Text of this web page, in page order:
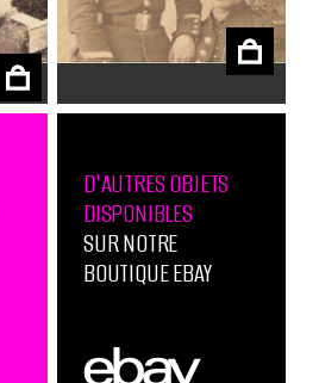
D'AUTRES OBJETS
DISPONIBLES
SUR NOTRE
BOUTIQUE EBAY